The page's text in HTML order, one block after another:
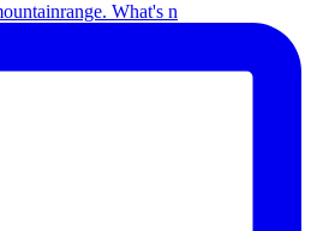
What's n